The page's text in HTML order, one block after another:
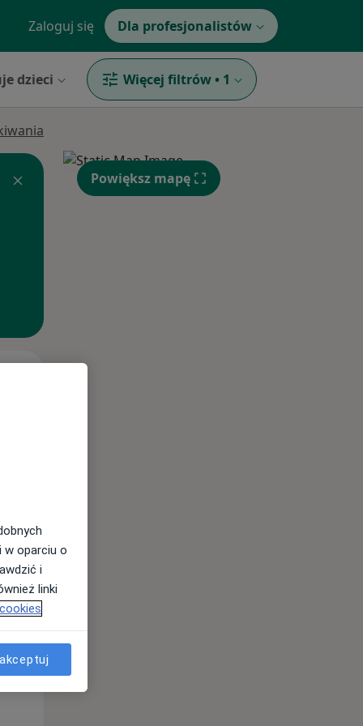
Zaloguj się Dla profesjonalistów
dzieci Więcej filtrów • 1
10 Sie
Powiększ mapę
w oparciu o
i
linki